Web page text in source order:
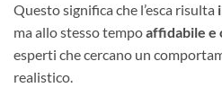
Questo significa che l’esca risulta
ma allo stesso tempoaffidabile e
esperti che cercano un
realistico.